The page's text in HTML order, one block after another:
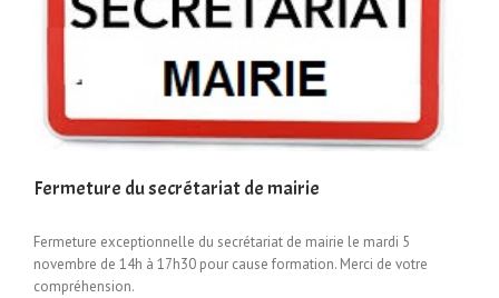
Fermeture du secrétariat de mairie
Fermeture exceptionnelle du secrétariat de mairie le mardi 5
novembre de 14h à 17h30 pour cause formation. Merci de votre
compréhension.